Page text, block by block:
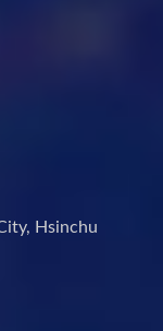
Hsinchu